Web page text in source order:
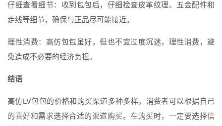
仔细查看细节：收到包包后，仔细检查皮革纹理、五金配件和
走线等细节，确保与正品尽可能接近。
理性消费：高仿包包虽好，但也不宜过度沉迷，理性消费，避
免造成不必要的经济负担。
结语
高仿LV包包的价格和购买渠道多种多样，消费者可以根据自己
的喜好和需求选择合适的渠道购买。在购买时，一定要选择信